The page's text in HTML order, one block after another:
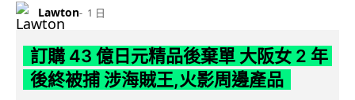
Lawton 1 日
訂購 43 億日元精品後棄單 大阪女 2 年
後終被捕 涉海賊王,火影周邊產品